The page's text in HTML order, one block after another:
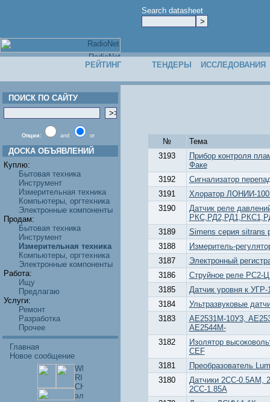
Search datasheet
РЕЙТИНГ ТЕНДЕРЫ ИССЛЕДОВАНИЯ
ПОИСК ПО САЙТУ
Опции: and or
ДОСКА ОБЪЯВЛЕНИЙ
Куплю:
Бытовая техника
Инструмент
Измерительная техника
Компьютеры, оргтехника
Электронные компоненты
Продам:
Бытовая техника
Инструмент
Измерительная техника
Компьютеры, оргтехника
Электронные компоненты
Работа:
Ищу
Предлагаю
Услуги:
Ремонт
Разработка
Прочее
Главная
Новое сообщение
№
Тема
3193
Прибор контроля
Факе
3192
Сигнализатор
3191
Хлоратор ЛОНИИ-
3190
Датчик реле
3189
Simens серия sitrans
3188
Измеритель-
3187
Электронный
3186
Струйное реле РС2-
3185
Датчик уровня к
3184
Ультразвуковые
3183
АЕ2531М-10У3,
АЕ2544М-
3182
Изолятор
CEF
3181
Преобразователь
3180
Датчики 2СС-0.5АМ,
2СС-1.85А